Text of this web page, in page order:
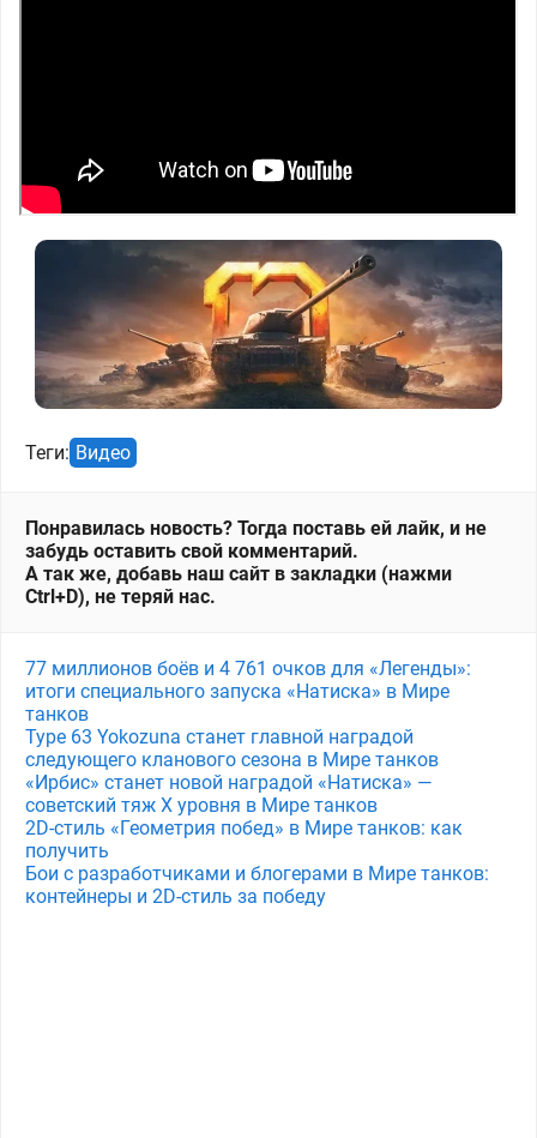
Теги: Видео
Понравилась новость? Тогда поставь ей лайк, и не
забудь оставить свой комментарий.
А так же, добавь наш сайт в закладки (нажми
Ctrl+D), не теряй нас.
77 миллионов боёв и 4 761 очков для «Легенды»:
итоги специального запуска «Натиска» в Мире
танков
Type 63 Yokozuna станет главной наградой
следующего кланового сезона в Мире танков
«Ирбис» станет новой наградой «Натиска» —
советский тяж X уровня в Мире танков
2D-стиль «Геометрия побед» в Мире танков: как
получить
Бои с разработчиками и блогерами в Мире танков:
контейнеры и 2D-стиль за победу